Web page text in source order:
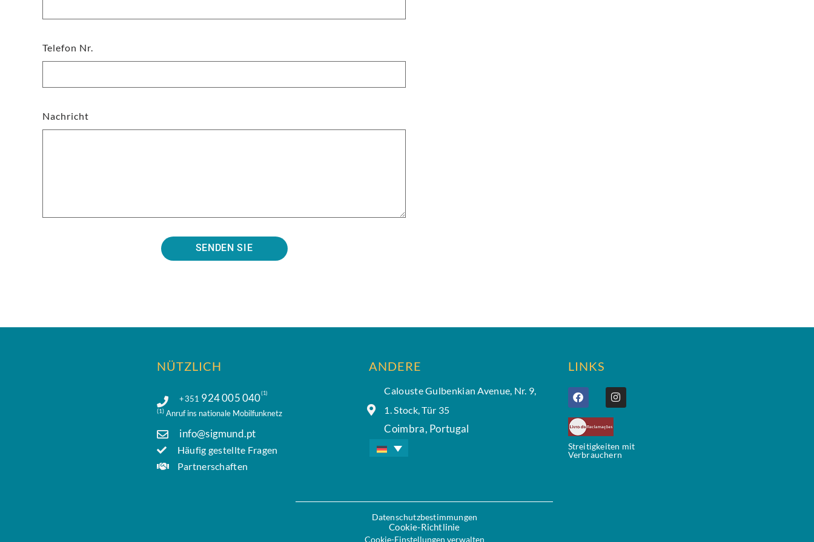
Telefon Nr.
Nachricht
SENDEN SIE
NÜTZLICH
+351 924 005 040(1)
(1)Anruf ins nationale Mobilfunknetz
info@sigmund.pt
Häufig gestellte Fragen
Partnerschaften
ANDERE
Calouste Gulbenkian Avenue, Nr. 9,
1. Stock, Tür 35
Coimbra, Portugal
LINKS
Streitigkeiten mit
Verbrauchern
Datenschutzbestimmungen
Cookie-Richtlinie
Cookie-Einstellungen verwalten